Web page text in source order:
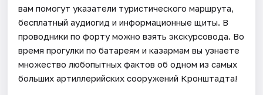
вам помогут указатели туристического маршрута,
бесплатный аудиогид и информационные щиты. В
проводники по форту можно взять экскурсовода. Во
время прогулки по батареям и казармам вы узнаете
множество любопытных фактов об одном из самых
больших артиллерийских сооружений Кронштадта!